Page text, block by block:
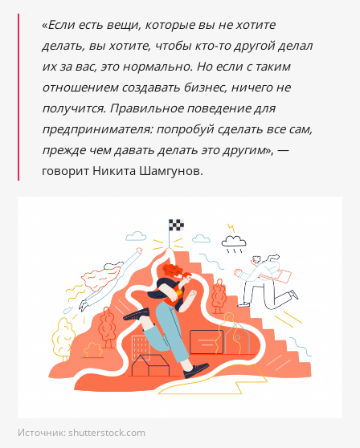
«Если есть вещи, которые вы не хотите
делать, вы хотите, чтобы кто-то другой делал
их за вас, это нормально. Но если с таким
отношением создавать бизнес, ничего не
получится. Правильное поведение для
предпринимателя: попробуй сделать все сам,
прежде чем давать делать это другим», ―
говорит Никита Шамгунов.
Источник: shutterstock.com